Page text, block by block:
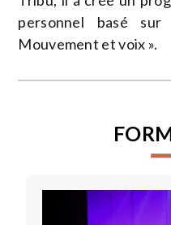
personnel basé
Mouvement et voix ».